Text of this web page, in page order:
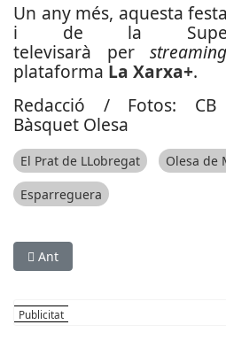
Un any més, aquesta
i de la
televisarà per
plataforma La Xarxa+.
Redacció / Fotos: CB
Bàsquet Olesa
El Prat de LLobregat
Olesa de
Esparreguera
Article anterior: Torna
Ant